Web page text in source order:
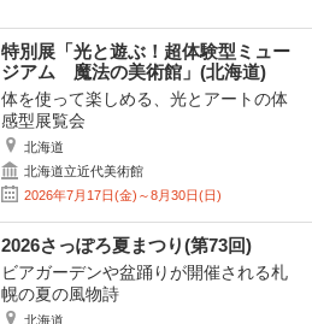
特別展「光と遊ぶ！超体験型ミュー
ジアム 魔法の美術館」(北海道)
体を使って楽しめる、光とアートの体
感型展覧会
北海道
北海道立近代美術館
2026年7月17日(金)～8月30日(日)
2026さっぽろ夏まつり(第73回)
ビアガーデンや盆踊りが開催される札
幌の夏の風物詩
北海道